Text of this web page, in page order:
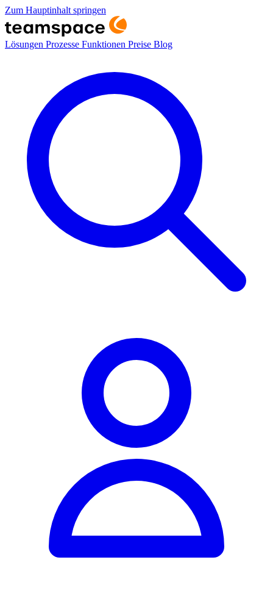
Zum Hauptinhalt springen
Lösungen Prozesse Funktionen Preise Blog